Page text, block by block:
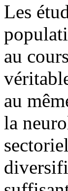
Les
au
au
la